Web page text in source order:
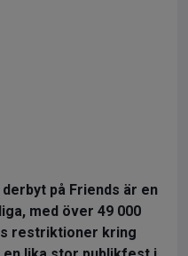
på Friends är en
med över 49 000
restriktioner kring